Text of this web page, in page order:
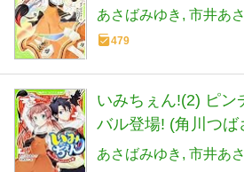
あさばみゆき 市井あさ
479
いみちぇん!(2) ピン
バル登場! (角川つば
あさばみゆき 市井あさ